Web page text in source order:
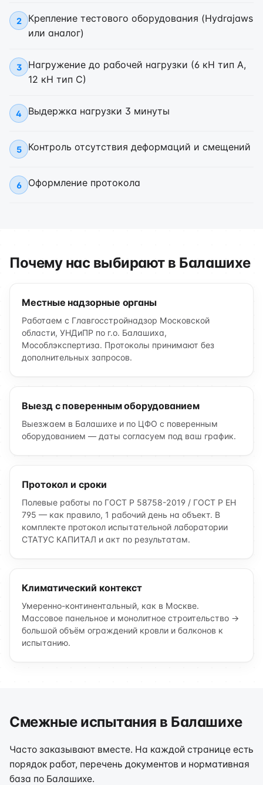
2
Крепление тестового оборудования (Hydrajaws
или аналог)
3
Нагружение до рабочей нагрузки (6 кН тип А,
12 кН тип С)
4 Выдержка нагрузки 3 минуты
5 Контроль отсутствия деформаций и смещений
6 Оформление протокола
Почему нас выбирают в Балашихе
Местные надзорные органы
Работаем с Главгосстройнадзор Московской
области, УНДиПР по г.о. Балашиха,
Мособлэкспертиза. Протоколы принимают без
дополнительных запросов.
Выезд с поверенным оборудованием
Выезжаем в Балашихе и по ЦФО с поверенным
оборудованием — даты согласуем под ваш график.
Протокол и сроки
Полевые работы по ГОСТ Р 58758-2019 / ГОСТ Р ЕН
795 — как правило, 1 рабочий день на объект. В
комплекте протокол испытательной лаборатории
СТАТУС КАПИТАЛ и акт по результатам.
Климатический контекст
Умеренно-континентальный, как в Москве.
Массовое панельное и монолитное строительство →
большой объём ограждений кровли и балконов к
испытанию.
Смежные испытания в Балашихе
Часто заказывают вместе. На каждой странице есть
порядок работ, перечень документов и нормативная
база по Балашихе.